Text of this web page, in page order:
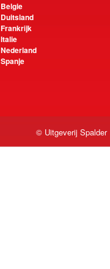
Belgie
Duitsland
Frankrijk
Italie
Nederland
Spanje
© Uitgeverij